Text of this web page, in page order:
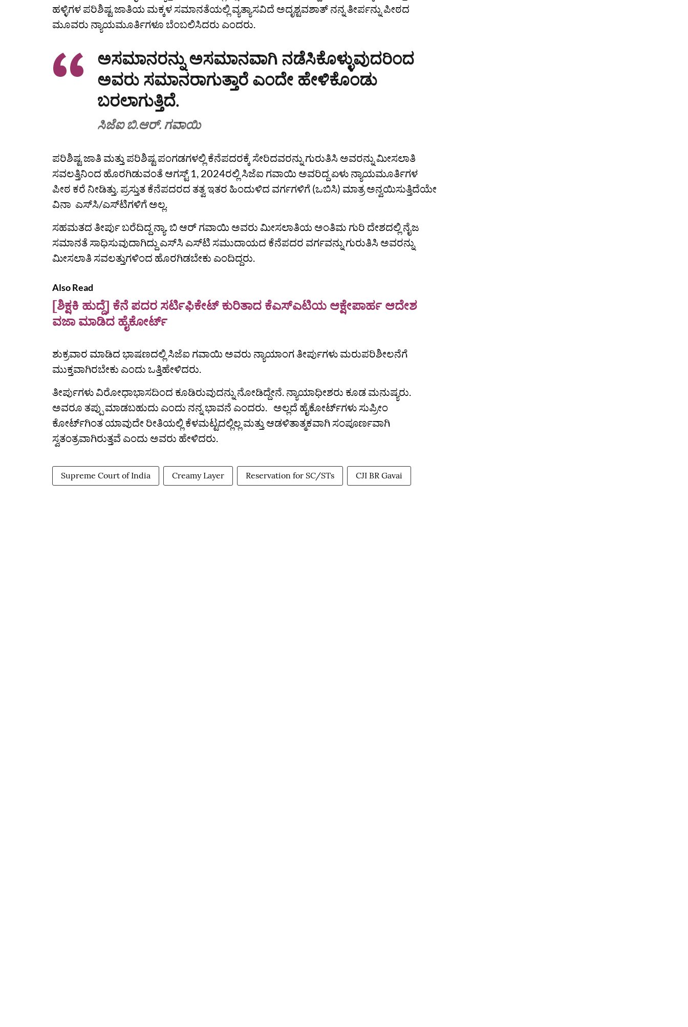
ಹಳ್ಳಿಗಳ ಪರಿಶಿಷ್ಟ ಜಾತಿಯ ಮಕ್ಕಳ ಸಮಾನತೆಯಲ್ಲಿ ವ್ಯತ್ಯಾಸವಿದೆ ಅದೃಶ್ಟವಶಾತ್‌ ನನ್ನ ತೀರ್ಪನ್ನು ಪೀಠದ
ಮೂವರು ನ್ಯಾಯಮೂರ್ತಿಗಳೂ ಬೆಂಬಲಿಸಿದರು ಎಂದರು.
ಅಸಮಾನರನ್ನು ಅಸಮಾನವಾಗಿ ನಡೆಸಿಕೊಳ್ಳುವುದರಿಂದ
ಅವರು ಸಮಾನರಾಗುತ್ತಾರೆ ಎಂದೇ ಹೇಳಿಕೊಂಡು
ಬರಲಾಗುತ್ತಿದೆ.
ಸಿಜೆಐ ಬಿ.ಆರ್. ಗವಾಯಿ
ಪರಿಶಿಷ್ಟ ಜಾತಿ ಮತ್ತು ಪರಿಶಿಷ್ಟ ಪಂಗಡಗಳಲ್ಲಿ ಕೆನೆಪದರಕ್ಕೆ ಸೇರಿದವರನ್ನು ಗುರುತಿಸಿ ಅವರನ್ನು ಮೀಸಲಾತಿ
ಸವಲತ್ತಿನಿಂದ ಹೊರಗಿಡುವಂತೆ ಆಗಸ್ಟ್ 1, 2024ರಲ್ಲಿ ಸಿಜೆಐ ಗವಾಯಿ ಅವರಿದ್ದ ಏಳು ನ್ಯಾಯಮೂರ್ತಿಗಳ
ಪೀಠ ಕರೆ ನೀಡಿತ್ತು. ಪ್ರಸ್ತುತ ಕೆನೆಪದರದ ತತ್ವ ಇತರ ಹಿಂದುಳಿದ ವರ್ಗಗಳಿಗೆ (ಒಬಿಸಿ) ಮಾತ್ರ ಅನ್ವಯಿಸುತ್ತಿದೆಯೇ
ವಿನಾ ಎಸ್‌ಸಿ/ಎಸ್‌ಟಿಗಳಿಗೆ ಅಲ್ಲ.
ಸಹಮತದ ತೀರ್ಪು ಬರೆದಿದ್ದ ನ್ಯಾ. ಬಿ ಆರ್‌ ಗವಾಯಿ ಅವರು ಮೀಸಲಾತಿಯ ಅಂತಿಮ ಗುರಿ ದೇಶದಲ್ಲಿ ನೈಜ
ಸಮಾನತೆ ಸಾಧಿಸುವುದಾಗಿದ್ದು ಎಸ್‌ಸಿ ಎಸ್‌ಟಿ ಸಮುದಾಯದ ಕೆನೆಪದರ ವರ್ಗವನ್ನು ಗುರುತಿಸಿ ಅವರನ್ನು
ಮೀಸಲಾತಿ ಸವಲತ್ತುಗಳಿಂದ ಹೊರಗಿಡಬೇಕು ಎಂದಿದ್ದರು.
Also Read
[ಶಿಕ್ಷಕಿ ಹುದ್ದೆ] ಕೆನೆ ಪದರ ಸರ್ಟಿಫಿಕೇಟ್ ಕುರಿತಾದ ಕೆಎಸ್‌ಎಟಿಯ ಆಕ್ಷೇಪಾರ್ಹ ಆದೇಶ
ವಜಾ ಮಾಡಿದ ಹೈಕೋರ್ಟ್‌
ಶುಕ್ರವಾರ ಮಾಡಿದ ಭಾಷಣದಲ್ಲಿ ಸಿಜೆಐ ಗವಾಯಿ ಅವರು ನ್ಯಾಯಾಂಗ ತೀರ್ಪುಗಳು ಮರುಪರಿಶೀಲನೆಗೆ
ಮುಕ್ತವಾಗಿರಬೇಕು ಎಂದು ಒತ್ತಿಹೇಳಿದರು.
ತೀರ್ಪುಗಳು ವಿರೋಧಾಭಾಸದಿಂದ ಕೂಡಿರುವುದನ್ನು ನೋಡಿದ್ದೇನೆ. ನ್ಯಾಯಾಧೀಶರು ಕೂಡ ಮನುಷ್ಯರು.
ಅವರೂ ತಪ್ಪು ಮಾಡಬಹುದು ಎಂದು ನನ್ನ ಭಾವನೆ ಎಂದರು. ಅಲ್ಲದೆ ಹೈಕೋರ್ಟ್‌ಗಳು ಸುಪ್ರೀಂ
ಕೋರ್ಟ್‌ಗಿಂತ ಯಾವುದೇ ರೀತಿಯಲ್ಲಿ ಕೆಳಮಟ್ಟದಲ್ಲಿಲ್ಲ ಮತ್ತು ಆಡಳಿತಾತ್ಮಕವಾಗಿ ಸಂಪೂರ್ಣವಾಗಿ
ಸ್ವತಂತ್ರವಾಗಿರುತ್ತವೆ ಎಂದು ಅವರು ಹೇಳಿದರು.
Supreme Court of India Creamy Layer Reservation for SC/STs CJI BR Gavai